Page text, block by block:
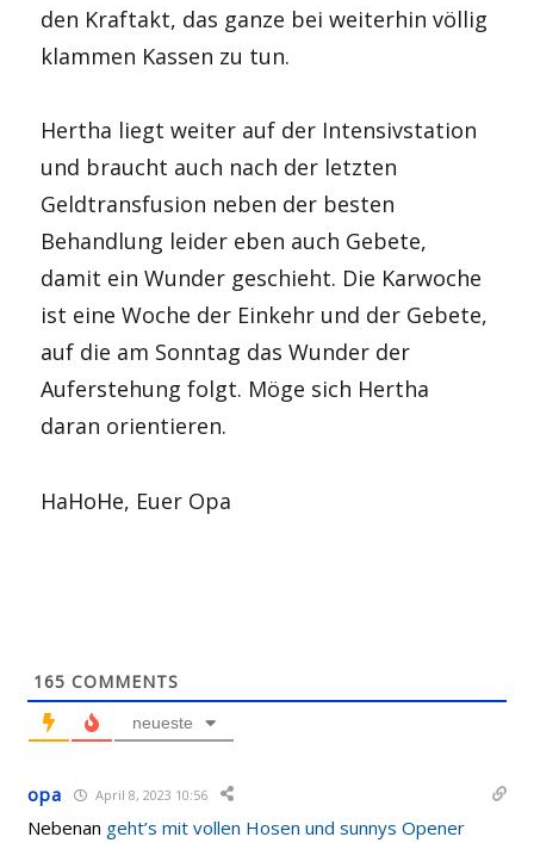
den Kraftakt, das ganze bei weiterhin völlig
klammen Kassen zu tun.
Hertha liegt weiter auf der Intensivstation
und braucht auch nach der letzten
Geldtransfusion neben der besten
Behandlung leider eben auch Gebete,
damit ein Wunder geschieht. Die Karwoche
ist eine Woche der Einkehr und der Gebete,
auf die am Sonntag das Wunder der
Auferstehung folgt. Möge sich Hertha
daran orientieren.
HaHoHe, Euer Opa
165 COMMENTS
neueste
opa April 8, 2023 10:56
Nebenan geht’s mit vollen Hosen und sunnys Opener